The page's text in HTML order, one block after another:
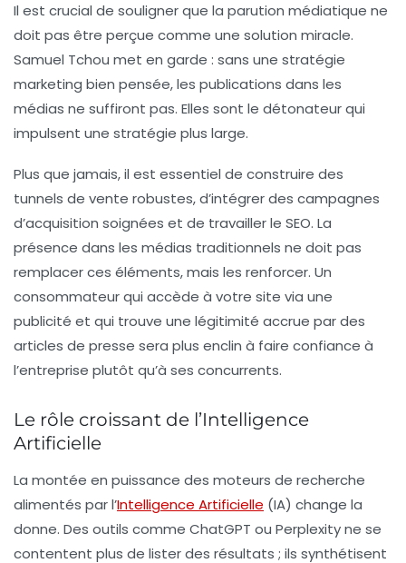
Il est crucial de souligner que la parution médiatique ne
doit pas être perçue comme une solution miracle.
Samuel Tchou met en garde : sans une stratégie
marketing bien pensée, les publications dans les
médias ne suffiront pas. Elles sont le détonateur qui
impulsent une stratégie plus large.
Plus que jamais, il est essentiel de construire des
tunnels de vente robustes, d’intégrer des campagnes
d’acquisition soignées et de travailler le SEO. La
présence dans les médias traditionnels ne doit pas
remplacer ces éléments, mais les renforcer. Un
consommateur qui accède à votre site via une
publicité et qui trouve une légitimité accrue par des
articles de presse sera plus enclin à faire confiance à
l’entreprise plutôt qu’à ses concurrents.
Le rôle croissant de l’Intelligence
Artificielle
La montée en puissance des moteurs de recherche
alimentés par l’Intelligence Artificielle (IA) change la
donne. Des outils comme ChatGPT ou Perplexity ne se
contentent plus de lister des résultats ; ils synthétisent